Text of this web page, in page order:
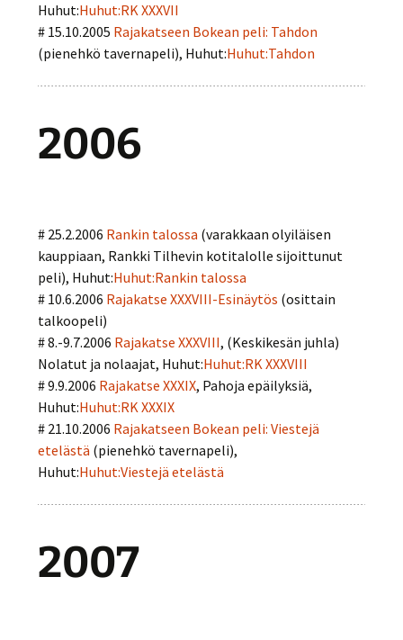
Huhut:Huhut:RK XXXVII
# 15.10.2005 Rajakatseen Bokean peli: Tahdon
(pienehkö tavernapeli), Huhut:Huhut:Tahdon
2006
# 25.2.2006 Rankin talossa (varakkaan olyiläisen
kauppiaan, Rankki Tilhevin kotitalolle sijoittunut
peli), Huhut:Huhut:Rankin talossa
# 10.6.2006 Rajakatse XXXVIII-Esinäytös (osittain
talkoopeli)
# 8.-9.7.2006 Rajakatse XXXVIII, (Keskikesän juhla)
Nolatut ja nolaajat, Huhut:Huhut:RK XXXVIII
# 9.9.2006 Rajakatse XXXIX, Pahoja epäilyksiä,
Huhut:Huhut:RK XXXIX
# 21.10.2006 Rajakatseen Bokean peli: Viestejä
etelästä (pienehkö tavernapeli),
Huhut:Huhut:Viestejä etelästä
2007